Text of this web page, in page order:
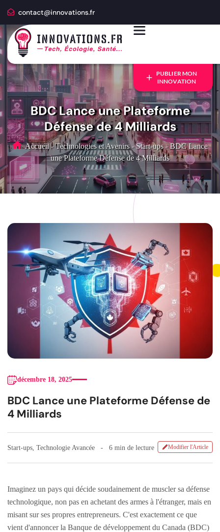
contact@innovations.fr
PUBLIER MON
INNOVATION
BDC Lance une Plateforme
Défense de 4 Milliards
Accueil - Technologies et Avenirs - Start-ups - BDC Lance
une Plateforme Défense de 4 Milliards
décembre 18, 2025
BDC Lance une Plateforme Défense de
4 Milliards
Start-ups Technologie Avancée 6 min de lecture Modifier l'Article
Imaginez un pays qui décide soudainement de muscler sa défense
technologique, non pas en achetant des armes à l'étranger, mais en
misant sur ses propres entrepreneurs. C'est exactement ce que
vient d'annoncer la Banque de développement du Canada (BDC)